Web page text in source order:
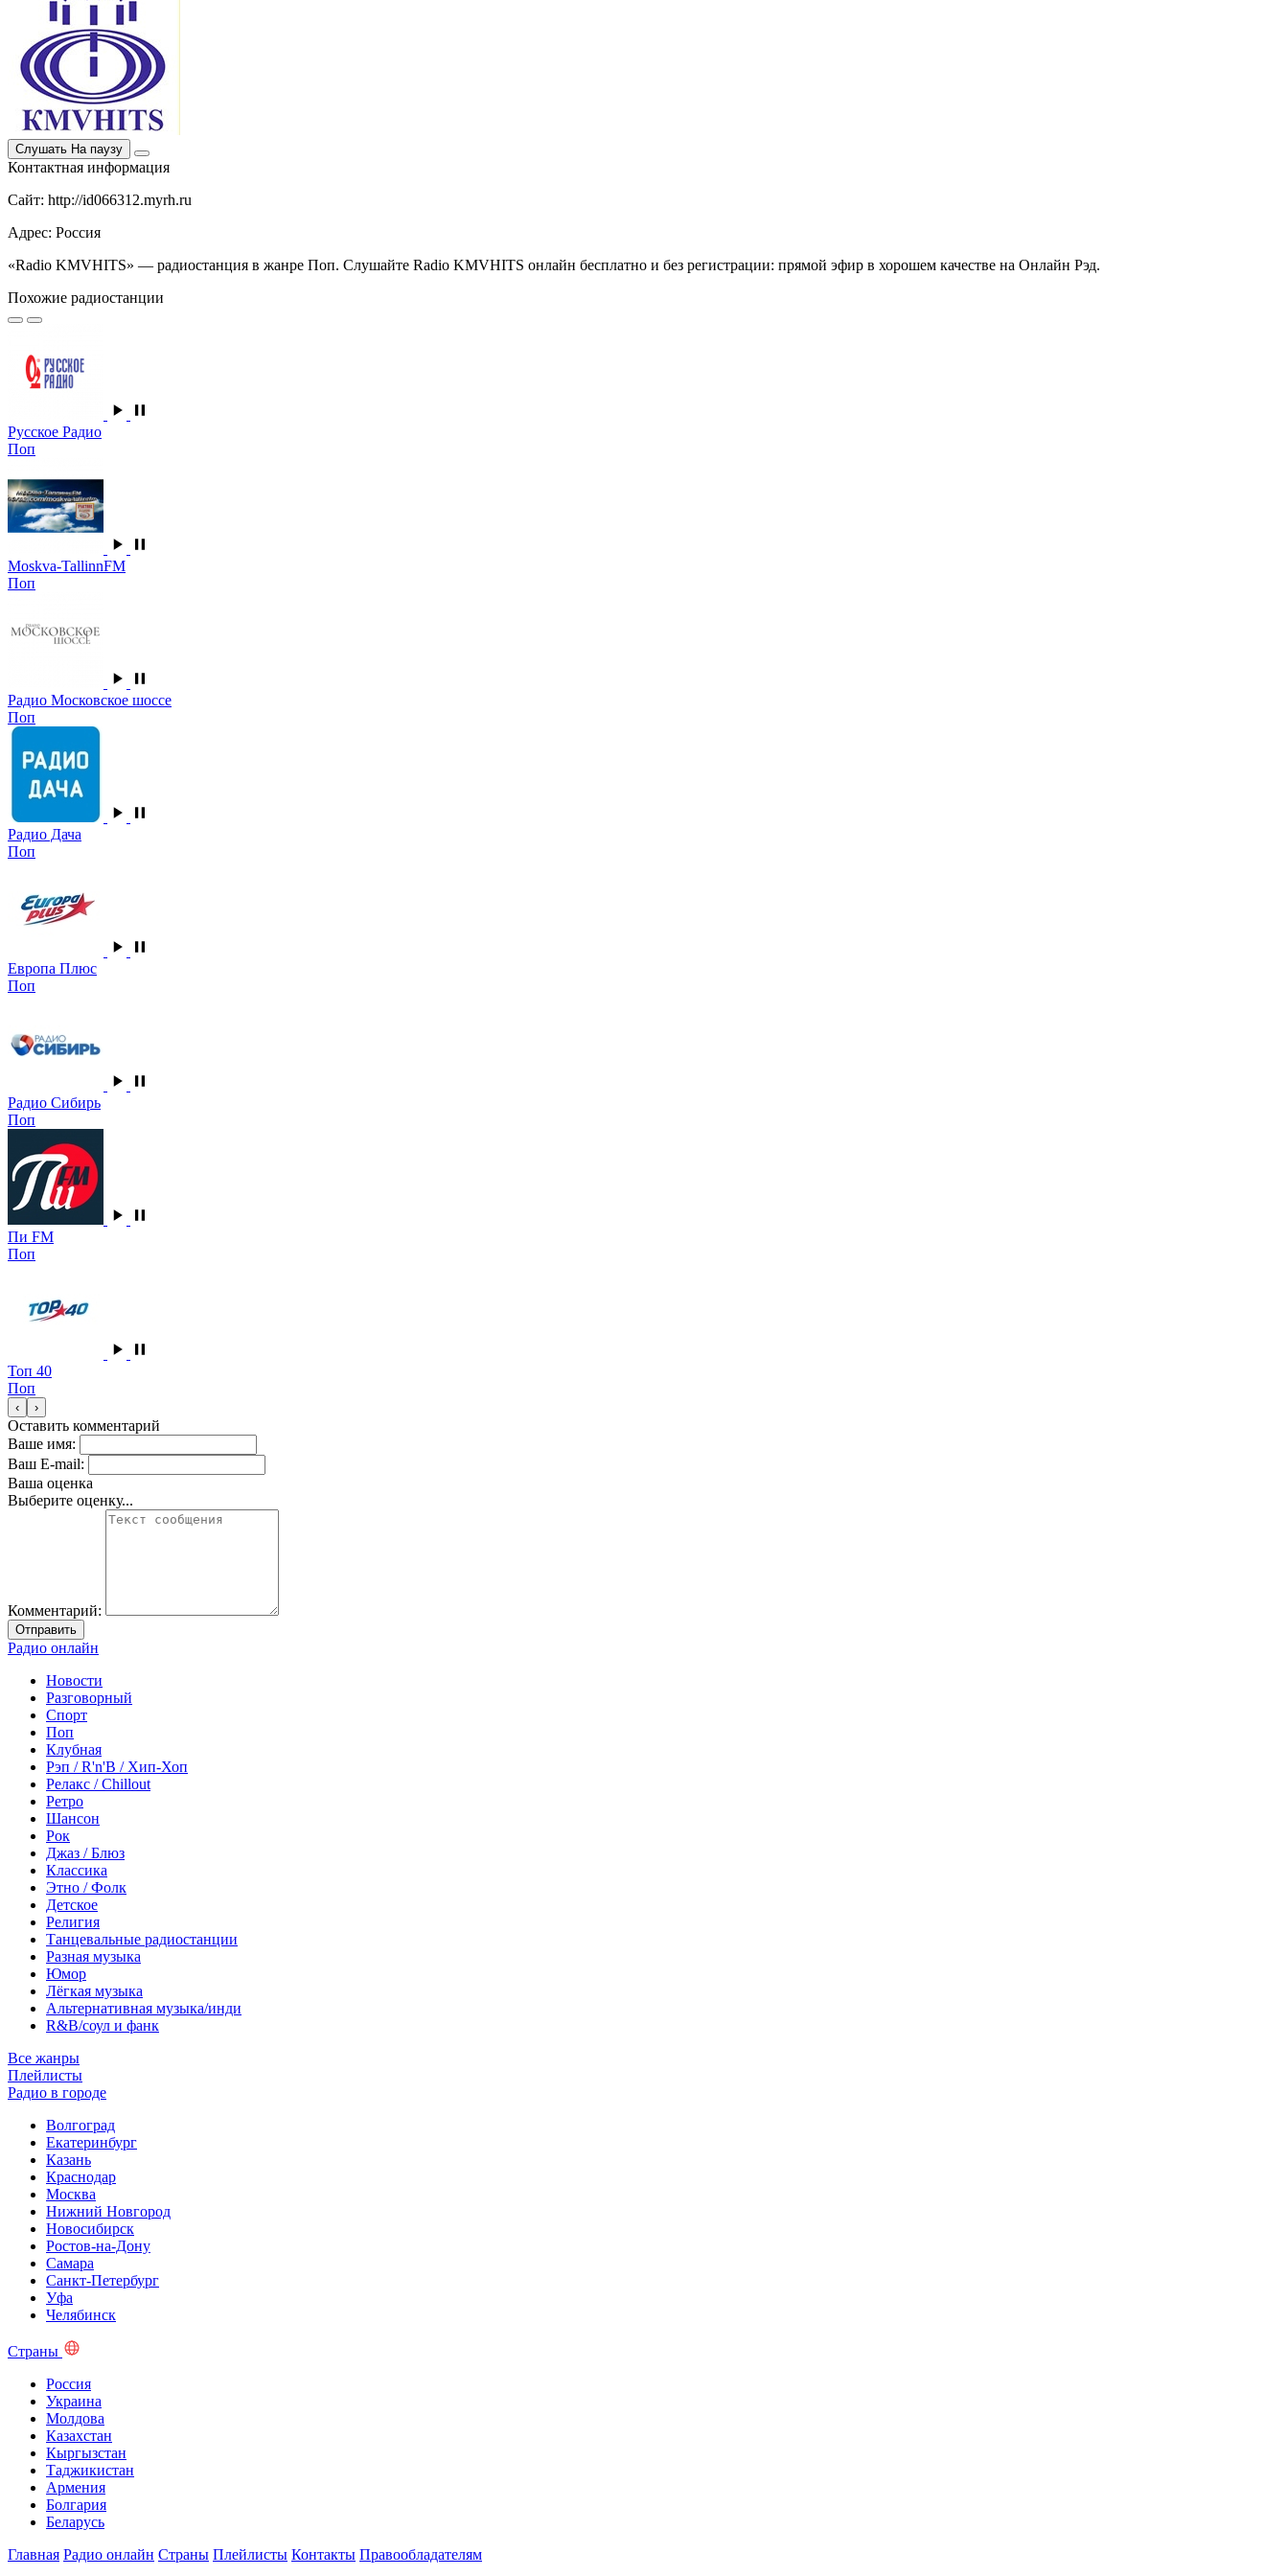
Слушать На паузу
Контактная информация
Сайт: http://id066312.myrh.ru
Адрес: Россия
«Radio KMVHITS» — радиостанция в жанре Поп. Слушайте Radio KMVHITS онлайн бесплатно и без регистрации: прямой эфир в хорошем качестве на Онлайн Рэд.
Похожие радиостанции
Русское Радио
Поп
Moskva-TallinnFM
Поп
Радио Московское шоссе
Поп
Радио Дача
Поп
Европа Плюс
Поп
Радио Сибирь
Поп
Пи FM
Поп
Топ 40
Поп
‹ ›
Оставить комментарий
Ваше имя:
Ваш E-mail:
Ваша оценка
Выберите оценку...
Комментарий:
Отправить
Радио онлайн
Новости
Разговорный
Спорт
Поп
Клубная
Рэп / R'n'B / Хип-Хоп
Релакс / Chillout
Ретро
Шансон
Рок
Джаз / Блюз
Классика
Этно / Фолк
Детское
Религия
Танцевальные радиостанции
Разная музыка
Юмор
Лёгкая музыка
Альтернативная музыка/инди
R&B/cоул и фанк
Все жанры
Плейлисты
Радио в городе
Волгоград
Екатеринбург
Казань
Краснодар
Москва
Нижний Новгород
Новосибирск
Ростов-на-Дону
Самара
Санкт-Петербург
Уфа
Челябинск
Страны
Россия
Украина
Молдова
Казахстан
Кыргызстан
Таджикистан
Армения
Болгария
Беларусь
Главная Радио онлайн Страны Плейлисты Контакты Правообладателям